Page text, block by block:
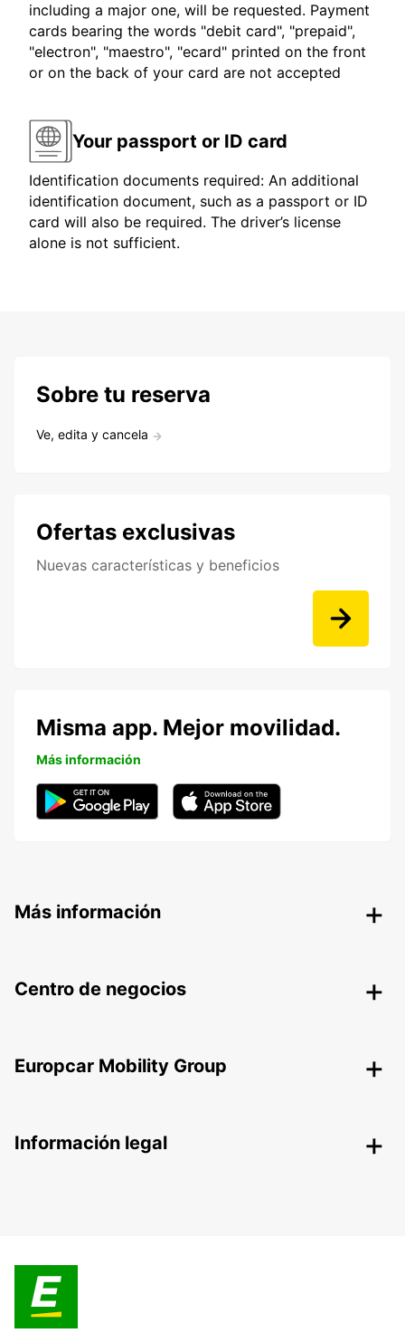
including a major one, will be requested. Payment
cards bearing the words "debit card", "prepaid",
"electron", "maestro", "ecard" printed on the front
or on the back of your card are not accepted
Your passport or ID card
Identification documents required: An additional
identification document, such as a passport or ID
card will also be required. The driver’s license
alone is not sufficient.
Sobre tu reserva
Ve, edita y cancela
Ofertas exclusivas
Nuevas características y beneficios
Misma app. Mejor movilidad.
Más información
Más información
Centro de negocios
Europcar Mobility Group
Información legal